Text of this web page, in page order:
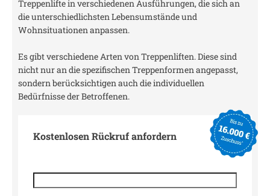
Treppenlifte in verschiedenen Ausführungen, die sich an
die unterschiedlichsten Lebensumstände und
Wohnsituationen anpassen.
Es gibt verschiedene Arten von Treppenliften. Diese sind
nicht nur an die spezifischen Treppenformen angepasst,
sondern berücksichtigen auch die individuellen
Bedürfnisse der Betroffenen.
Kostenlosen Rückruf anfordern